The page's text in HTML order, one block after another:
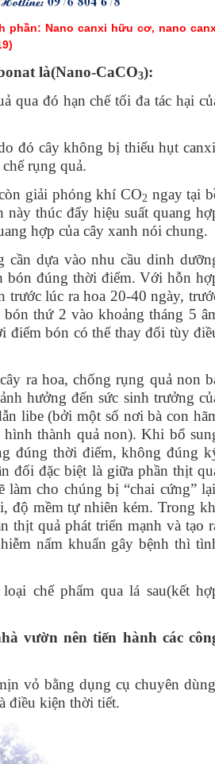
phần: Nano canxi hữu cơ, nano
là(Nano-CaCO3):
qua đó hạn chế tối đa tác hại
đó cây không bị thiếu hụt
rụng quả.
giải phóng khí CO2 ngay tại
thúc đẩy hiệu suất quang
hợp của cây xanh nói chung.
cần dựa vào nhu cầu dinh
bón đúng thời điểm. Với hỗn
trước lúc ra hoa 20-40 ngày,
thứ 2 vào khoảng tháng 5
điểm bón có thể thay đổi tùy
ra hoa, chống rụng quả non
hưởng đến sức sinh trưởng
libe (bởi một số nơi bà con
thành quả non). Khi bổ
đúng thời điểm, không đúng
đối đặc biệt là giữa phần thịt
cho chúng bị “chai cứng”
độ mềm tự nhiên kém. Trong
thịt quả phát triển mạnh và tạo
nấm khuẩn gây bệnh thì
chế phẩm qua lá sau(kết
vườn nên tiến hành các
vỏ bằng dụng cụ chuyên
điều kiện thời tiết.